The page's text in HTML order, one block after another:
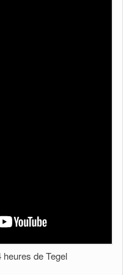
de Tegel